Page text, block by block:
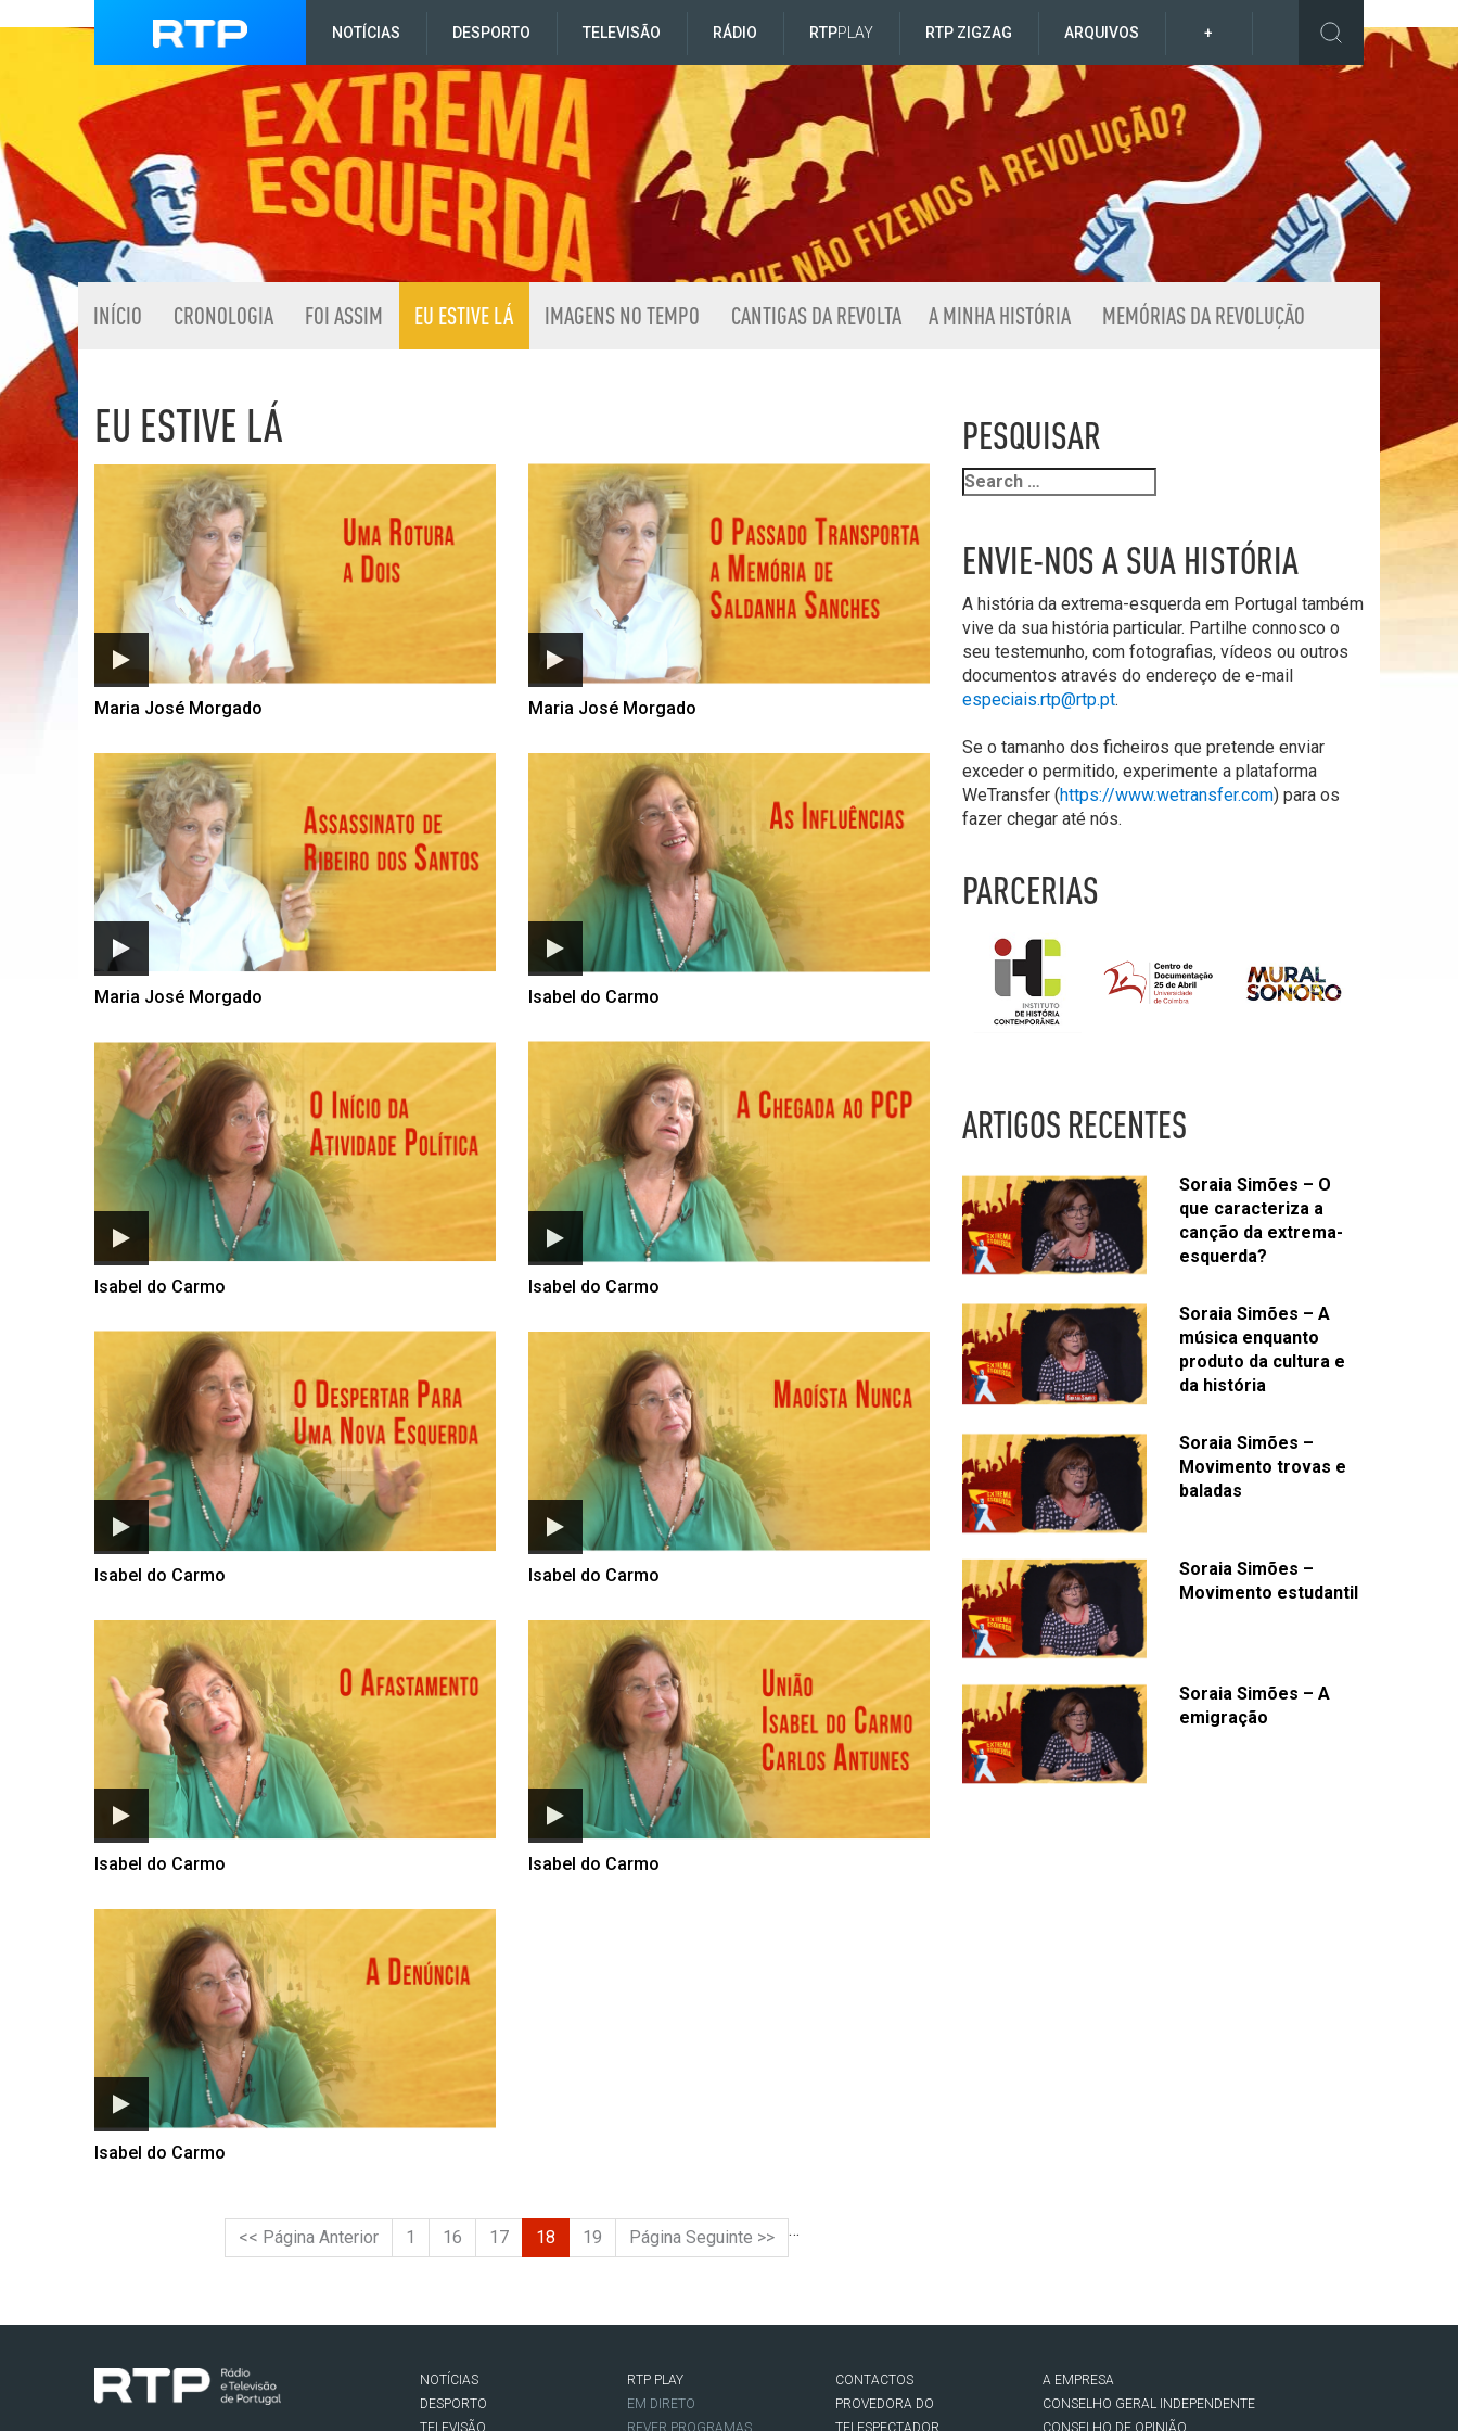
NOTÍCIAS DESPORTO TELEVISÃO RÁDIO RTPPLAY RTP ZIGZAG ARQUIVOS +
INÍCIO CRONOLOGIA FOI ASSIM EU ESTIVE LÁ IMAGENS NO TEMPO CANTIGAS DA REVOLTA A MINHA HISTÓRIA MEMÓRIAS DA REVOLUÇÃO
EU ESTIVE LÁ
Listagem de Eu estive lá da Extrema Esquerda
Maria José Morgado Maria José Morgado
Maria José Morgado Isabel do Carmo
Isabel do Carmo Isabel do Carmo
Isabel do Carmo Isabel do Carmo
Isabel do Carmo Isabel do Carmo
Isabel do Carmo
<< Página Anterior 1 …
16 17 18 19 Página Seguinte >>
PESQUISAR
ENVIE-NOS A SUA HISTÓRIA
A história da extrema-esquerda em Portugal também
vive da sua história particular. Partilhe connosco o
seu testemunho, com fotografias, vídeos ou outros
documentos através do endereço de e-mail
especiais.rtp@rtp.pt.
Se o tamanho dos ficheiros que pretende enviar
exceder o permitido, experimente a plataforma
WeTransfer (https://www.wetransfer.com) para os
fazer chegar até nós.
PARCERIAS
ARTIGOS RECENTES
Soraia Simões – O
que caracteriza a
canção da extrema-
esquerda?
Soraia Simões – A
música enquanto
produto da cultura e
da história
Soraia Simões –
Movimento trovas e
baladas
Soraia Simões –
Movimento estudantil
Soraia Simões – A
emigração
NOTÍCIAS
DESPORTO
TELEVISÃO
RTP PLAY
EM DIRETO
REVER PROGRAMAS
CONTACTOS
PROVEDORA DO
TELESPECTADOR
A EMPRESA
CONSELHO GERAL INDEPENDENTE
CONSELHO DE OPINIÃO